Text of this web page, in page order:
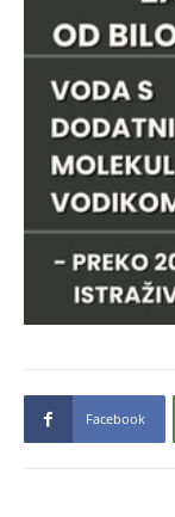
Facebook